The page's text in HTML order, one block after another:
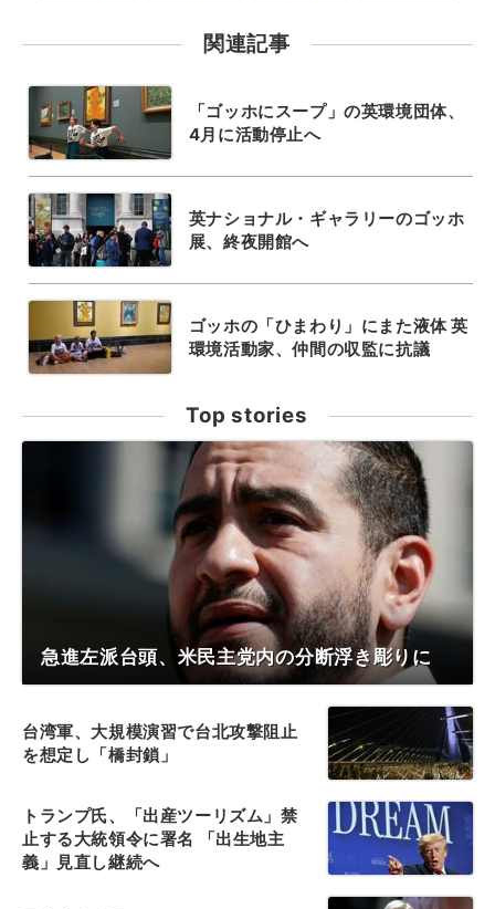
関連記事
「ゴッホにスープ」の英環境団体、
4月に活動停止へ
英ナショナル・ギャラリーのゴッホ
展、終夜開館へ
ゴッホの「ひまわり」にまた液体 英
環境活動家、仲間の収監に抗議
Top stories
急進左派台頭、米民主党内の分断浮き彫りに
台湾軍、大規模演習で台北攻撃阻止
を想定し「橋封鎖」
トランプ氏、「出産ツーリズム」禁
止する大統領令に署名 「出生地主
義」見直し継続へ